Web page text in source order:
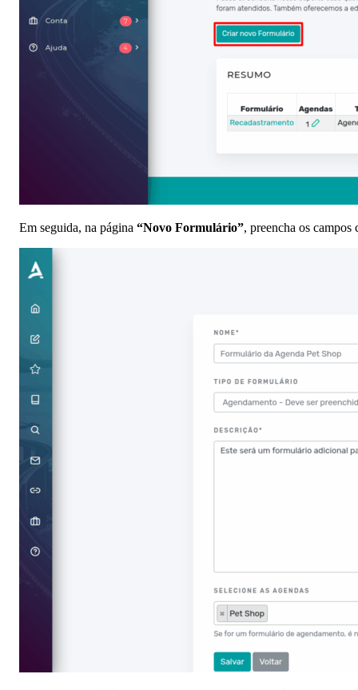
Em seguida, na página “Novo Formulário”, preencha os